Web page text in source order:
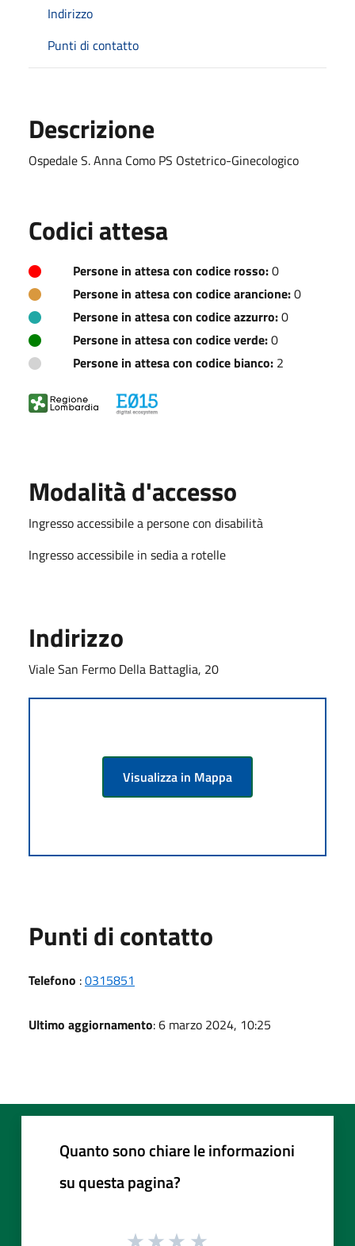
Indirizzo
Punti di contatto
Descrizione
Ospedale S. Anna Como PS Ostetrico-Ginecologico
Codici attesa
Persone in attesa con codice rosso:0
Persone in attesa con codice arancione:0
Persone in attesa con codice azzurro:0
Persone in attesa con codice verde:0
Persone in attesa con codice bianco: 2
Modalità d'accesso
Ingresso accessibile a persone con disabilità
Ingresso accessibile in sedia a rotelle
Indirizzo
Viale San Fermo Della Battaglia, 20
Visualizza in Mappa
Punti di contatto
Telefono :0315851
Ultimo aggiornamento: 6 marzo 2024, 10:25
Quanto sono chiare le informazioni
su questa pagina?